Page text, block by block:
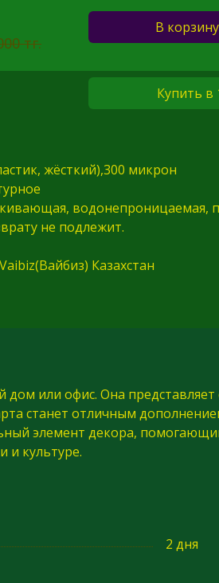
тг.
В корзину
Купить в
жёсткий),300 микрон
водонепроницаемая,
не подлежит.
Казахстан
дом или офис. Она
станет отличным
элемент декора,
и культуре.
2 дня